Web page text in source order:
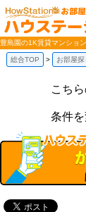
豊島園の1K賃貸マンショ
総合TOP お部屋
こち
条件